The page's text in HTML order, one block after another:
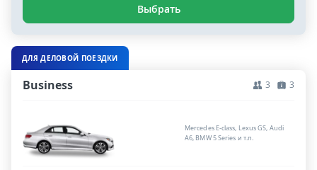
Выбрать
ДЛЯ ДЕЛОВОЙ ПОЕЗДКИ
Business 3 3
Mercedes E-class, Lexus GS, Audi
A6, BMW 5 Series и т.п.